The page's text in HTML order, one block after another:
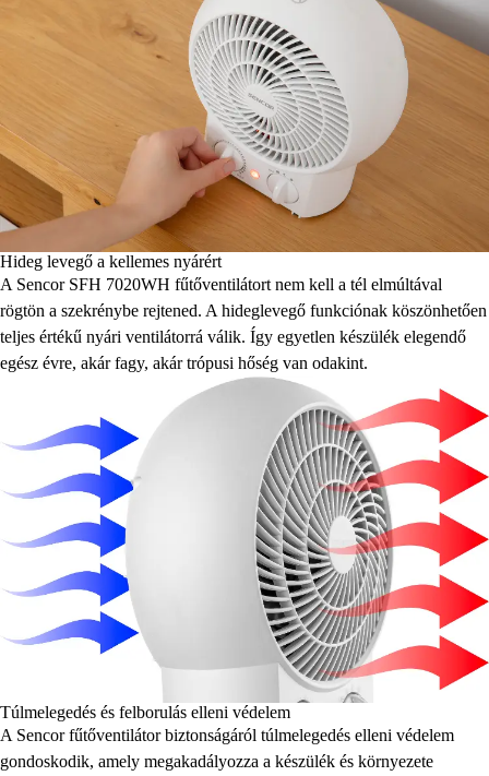
Hideg levegő a kellemes nyárért
A Sencor SFH 7020WH fűtőventilátort nem kell a tél elmúltával
rögtön a szekrénybe rejtened. A hideglevegő funkciónak köszönhetően
teljes értékű nyári ventilátorrá válik. Így egyetlen készülék elegendő
egész évre, akár fagy, akár trópusi hőség van odakint.
Túlmelegedés és felborulás elleni védelem
A Sencor fűtőventilátor biztonságáról túlmelegedés elleni védelem
gondoskodik, amely megakadályozza a készülék és környezete